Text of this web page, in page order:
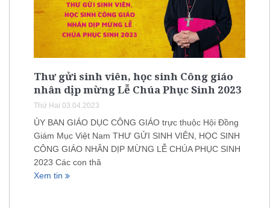
Thư gửi sinh viên, học sinh Công giáo
nhân dịp mừng Lễ Chúa Phục Sinh 2023
Thứ Hai 03.04.2023
ỦY BAN GIÁO DỤC CÔNG GIÁO trực thuộc Hội Đồng
Giám Mục Việt Nam THƯ GỬI SINH VIÊN, HỌC SINH
CÔNG GIÁO NHÂN DỊP MỪNG LỄ CHÚA PHỤC SINH
2023 Các con thâ
Xem tin